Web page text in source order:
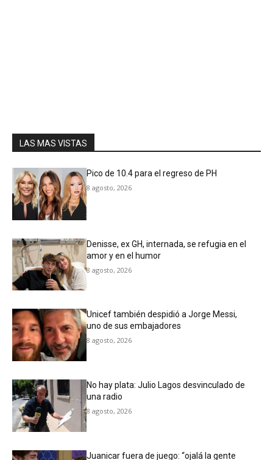
LAS MAS VISTAS
Pico de 10.4 para el regreso de PH
8 agosto, 2026
Denisse, ex GH, internada, se refugia en el
amor y en el humor
8 agosto, 2026
Unicef también despidió a Jorge Messi,
uno de sus embajadores
8 agosto, 2026
No hay plata: Julio Lagos desvinculado de
una radio
8 agosto, 2026
Juanicar fuera de juego: “ojalá la gente